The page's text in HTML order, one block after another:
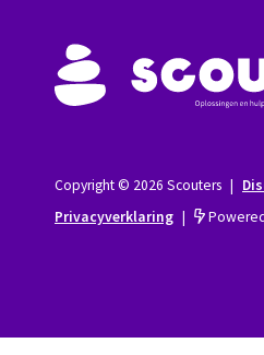
Copyright © 2026 Scouters |
Privacyverklaring |